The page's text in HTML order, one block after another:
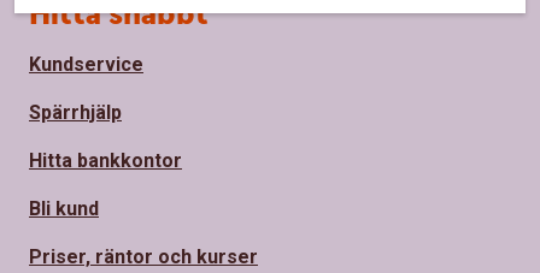
Hitta snabbt
Kundservice
Spärrhjälp
Hitta bankkontor
Bli kund
Priser, räntor och kurser